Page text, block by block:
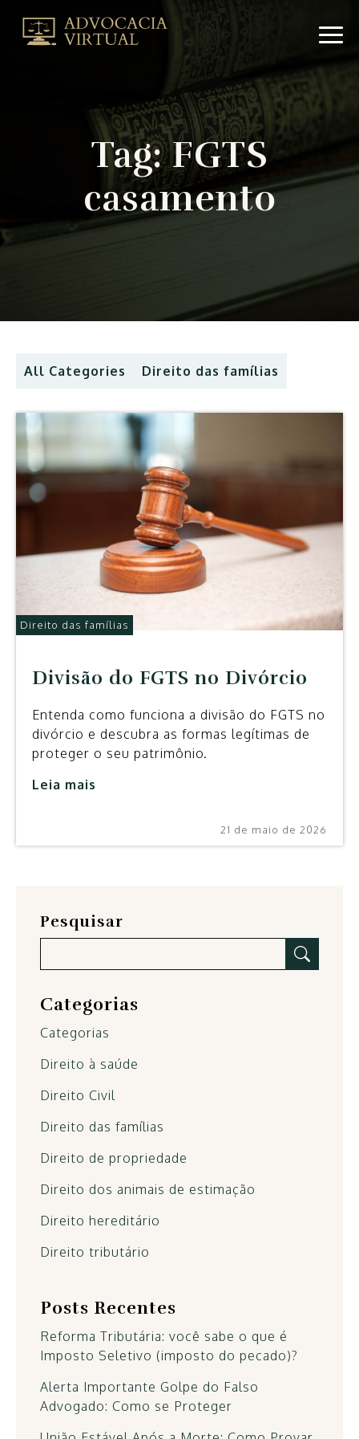
Arquivo
de
VirtualAdvocaciaTag:FGTS
casamento
All Categories Direito das famílias
Direito das famílias
Divisão do FGTS no Divórcio
Entenda como funciona a divisão do FGTS no
divórcio e descubra as formas legítimas de
proteger o seu patrimônio.
Leia mais
21 de maio de 2026
Pesquisar
Categorias
Categorias
Direito à saúde
Direito Civil
Direito das famílias
Direito de propriedade
Direito dos animais de estimação
Direito hereditário
Direito tributário
Posts Recentes
Reforma Tributária: você sabe o que é
Imposto Seletivo (imposto do pecado)?
Alerta Importante Golpe do Falso
Advogado: Como se Proteger